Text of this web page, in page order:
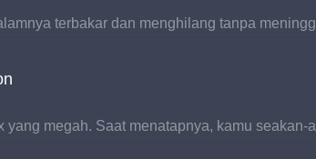
terbakar dan menghilang tanpa
yang megah. Saat menatapnya, kamu